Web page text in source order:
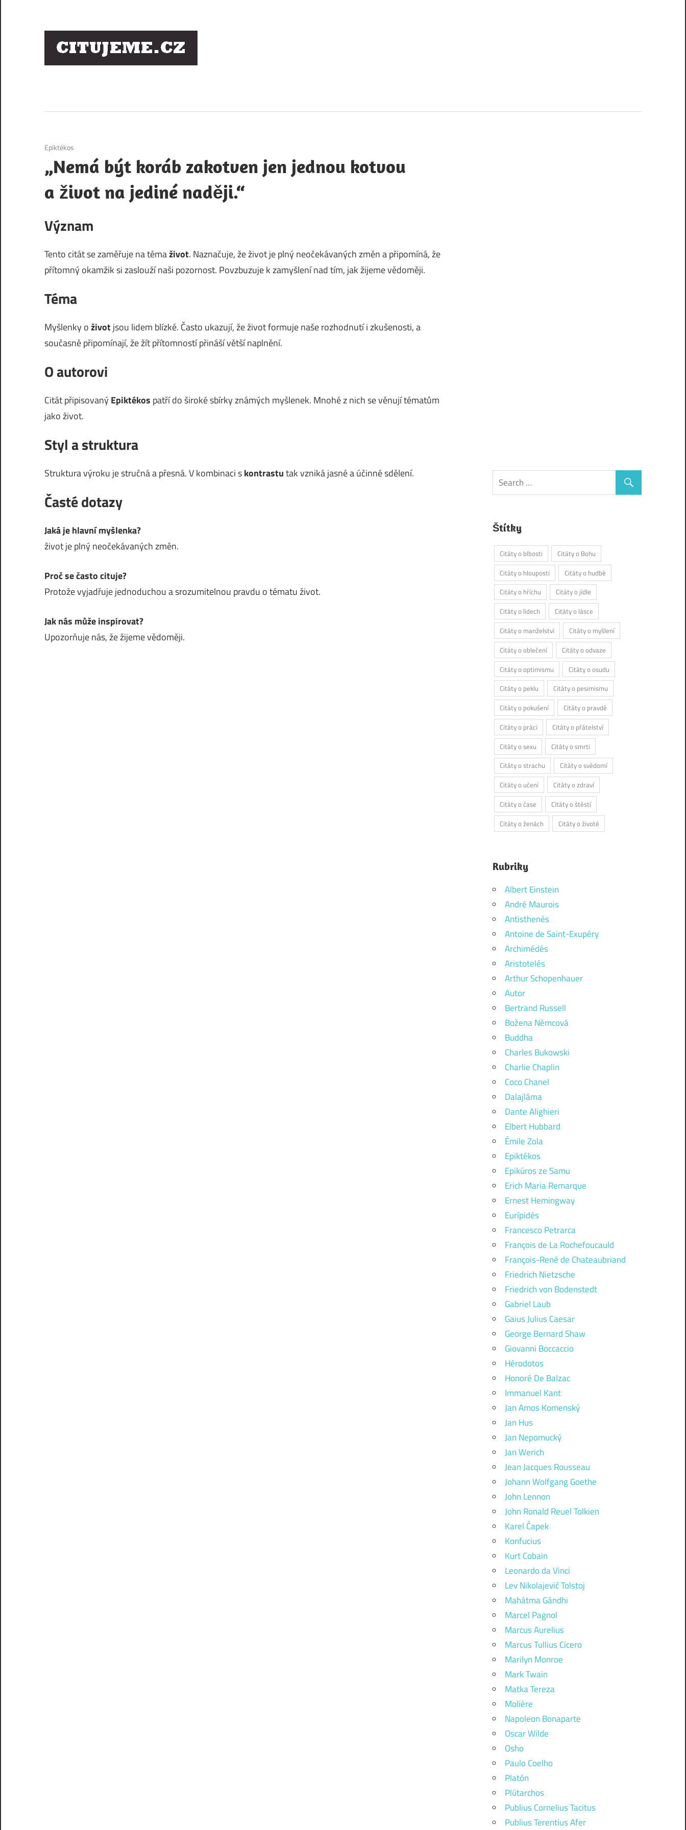
osobností
6. 12. 2020
Epiktékos
„Nemá být koráb zakotven jen jednou kotvou
a život na jediné naději.“
Význam
Tento citát se zaměřuje na témaživot. Naznačuje, že život je plný neočekávaných změn a připomíná, že
přítomný okamžik si zaslouží naši pozornost. Povzbuzuje k zamyšlení nad tím, jak žijeme vědoměji.
Téma
Myšlenky oživot jsou lidem blízké. Často ukazují, že život formuje naše rozhodnutí i zkušenosti, a
současně připomínají, že žít přítomností přináší větší naplnění.
O autorovi
Citát připisovanýEpiktékos patří do široké sbírky známých myšlenek. Mnohé z nich se věnují tématům
jako život.
Styl a struktura
Struktura výroku je stručná a přesná. V kombinaci skontrastutak vzniká jasné a účinné sdělení.
Časté dotazy
Jaká je hlavní myšlenka?
život je plný neočekávaných změn.
Proč se často cituje?
Protože vyjadřuje jednoduchou a srozumitelnou pravdu o tématu život.
Jak nás může inspirovat?
Upozorňuje nás, že žijeme vědoměji.
Štítky
Citáty o blbosti
Citáty o Bohu
Citáty o hlouposti
Citáty o hudbě
Citáty o hříchu
Citáty o jídle
Citáty o lidech
Citáty o lásce
Citáty o manželství
Citáty o myšlení
Citáty o oblečení
Citáty o odvaze
Citáty o optimismu
Citáty o osudu
Citáty o peklu
Citáty o pesimismu
Citáty o pokušení
Citáty o pravdě
Citáty o práci
Citáty o přátelství
Citáty o sexu
Citáty o smrti
Citáty o strachu
Citáty o svědomí
Citáty o učení
Citáty o zdraví
Citáty o čase
Citáty o štěstí
Citáty o ženách
Citáty o životě
Rubriky
Albert Einstein
André Maurois
Antisthenés
Antoine de Saint-Exupéry
Archimédés
Aristotelés
Arthur Schopenhauer
Autor
Bertrand Russell
Božena Němcová
Buddha
Charles Bukowski
Charlie Chaplin
Coco Chanel
Dalajláma
Dante Alighieri
Elbert Hubbard
Émile Zola
Epiktékos
Epikúros ze Samu
Erich Maria Remarque
Ernest Hemingway
Eurípidés
Francesco Petrarca
François de La Rochefoucauld
François-René de Chateaubriand
Friedrich Nietzsche
Friedrich von Bodenstedt
Gabriel Laub
Gaius Julius Caesar
George Bernard Shaw
Giovanni Boccaccio
Hérodotos
Honoré De Balzac
Immanuel Kant
Jan Amos Komenský
Jan Hus
Jan Nepomucký
Jan Werich
Jean Jacques Rousseau
Johann Wolfgang Goethe
John Lennon
John Ronald Reuel Tolkien
Karel Čapek
Konfucius
Kurt Cobain
Leonardo da Vinci
Lev Nikolajevič Tolstoj
Mahátma Gándhi
Marcel Pagnol
Marcus Aurelius
Marcus Tullius Cicero
Marilyn Monroe
Mark Twain
Matka Tereza
Molière
Napoleon Bonaparte
Oscar Wilde
Osho
Paulo Coelho
Platón
Plútarchos
Publius Cornelius Tacitus
Publius Terentius Afer